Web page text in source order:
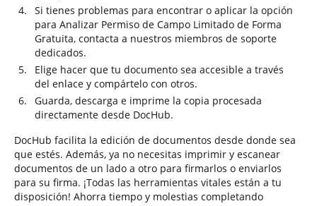
Si tienes problemas para encontrar o aplicar la opción
para Analizar Permiso de Campo Limitado de Forma
Gratuita, contacta a nuestros miembros de soporte
dedicados.
Elige hacer que tu documento sea accesible a través
del enlace y compártelo con otros.
Guarda, descarga e imprime la copia procesada
directamente desde DocHub.
DocHub facilita la edición de documentos desde donde sea
que estés. Además, ya no necesitas imprimir y escanear
documentos de un lado a otro para firmarlos o enviarlos
para su firma. ¡Todas las herramientas vitales están a tu
disposición! Ahorra tiempo y molestias completando